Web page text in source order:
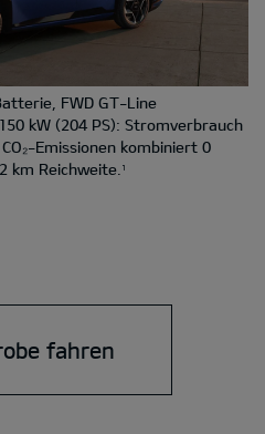
FWD GT-Line
kW (204 PS): Stromverbrauch
Emissionen kombiniert 0
km Reichweite.
1
fahren